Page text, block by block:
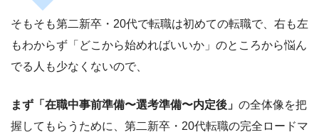
そもそも第二新卒・20代で転職は初めての転職で、右も左
もわからず「どこから始めればいいか」のところから悩ん
でる人も少なくないので、
まず「在職中事前準備〜選考準備〜内定後」 の全体像を把
握してもらうために、第二新卒・20代転職の完全ロードマ